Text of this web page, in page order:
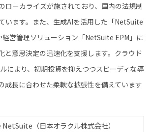
ローカライズが施されており、国内の法規制
います。​また、生成AIを活用した「NetSuite
営管理ソリューション「NetSuite EPM」に
と意思決定の迅速化を支援します。​クラウド
により、初期投資を抑えつつスピーディな導
成長に合わせた柔軟な拡張性を備えています
（日本オラクル株式会社）